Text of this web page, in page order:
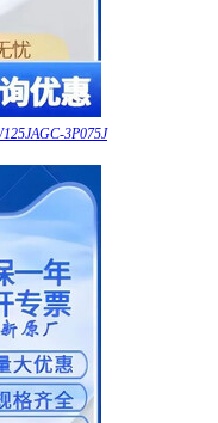
3P075J